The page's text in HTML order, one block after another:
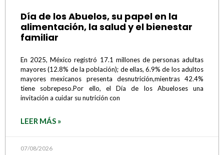
Día de los Abuelos, su papel en la
alimentación, la salud y el bienestar
familiar
En 2025, México registró 17.1 millones de personas adultas
mayores (12.8% de la población); de ellas, 6.9% de los adultos
mayores mexicanos presenta desnutrición,mientras 42.4%
tiene sobrepeso.Por ello, el Día de los Abueloses una
invitación a cuidar su nutrición con
LEER MÁS »
07/08/2026